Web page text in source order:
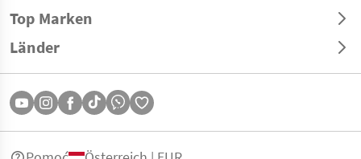
Top Marken
Länder